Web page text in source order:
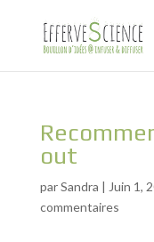
out
parSandra | Juin 1,
commentaires